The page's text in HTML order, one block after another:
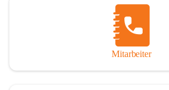
Mitarbeiter